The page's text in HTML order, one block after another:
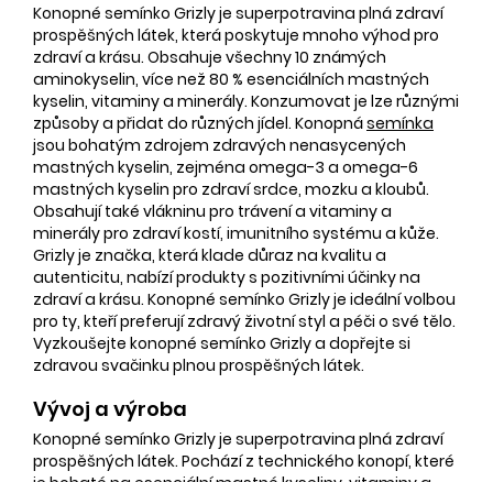
Konopné semínko Grizly je superpotravina plná zdraví
prospěšných látek, která poskytuje mnoho výhod pro
zdraví a krásu. Obsahuje všechny 10 známých
aminokyselin, více než 80 % esenciálních mastných
kyselin, vitaminy a minerály. Konzumovat je lze různými
způsoby a přidat do různých jídel. Konopnásemínka
jsou bohatým zdrojem zdravých nenasycených
mastných kyselin, zejména omega-3 a omega-6
mastných kyselin pro zdraví srdce, mozku a kloubů.
Obsahují také vlákninu pro trávení a vitaminy a
minerály pro zdraví kostí, imunitního systému a kůže.
Grizly je značka, která klade důraz na kvalitu a
autenticitu, nabízí produkty s pozitivními účinky na
zdraví a krásu. Konopné semínko Grizly je ideální volbou
pro ty, kteří preferují zdravý životní styl a péči o své tělo.
Vyzkoušejte konopné semínko Grizly a dopřejte si
zdravou svačinku plnou prospěšných látek.
Vývoj a výroba
Konopné semínko Grizly je superpotravina plná zdraví
prospěšných látek. Pochází z technického konopí, které